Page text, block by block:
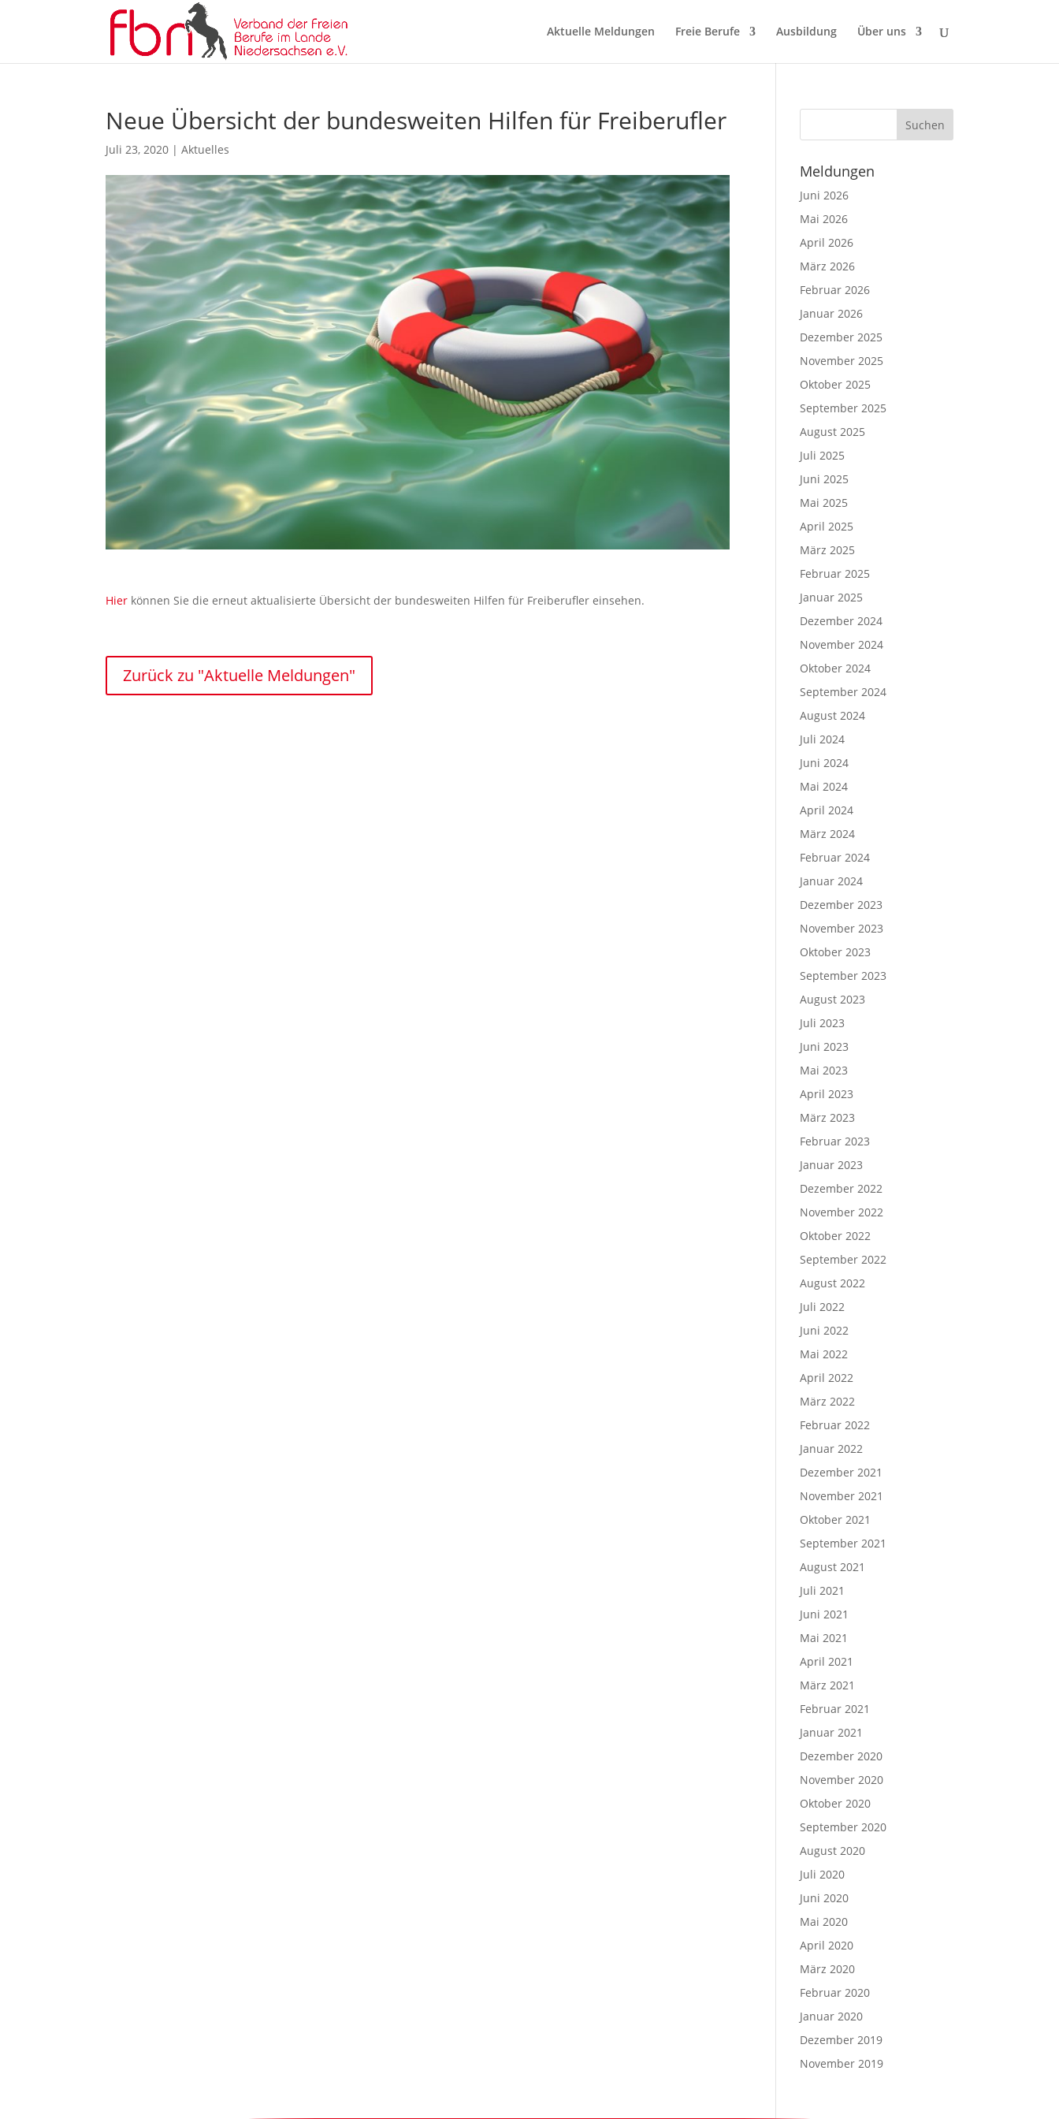
Aktuelle Meldungen Freie Berufe Ausbildung Über uns
Neue Übersicht der bundesweiten Hilfen für Freiberufler
Juli 23, 2020 |Aktuelles
Hier können Sie die erneut aktualisierte Übersicht der bundesweiten Hilfen für Freiberufler einsehen.
Zurück zu "Aktuelle Meldungen"
Meldungen
Juni 2026
Mai 2026
April 2026
März 2026
Februar 2026
Januar 2026
Dezember 2025
November 2025
Oktober 2025
September 2025
August 2025
Juli 2025
Juni 2025
Mai 2025
April 2025
März 2025
Februar 2025
Januar 2025
Dezember 2024
November 2024
Oktober 2024
September 2024
August 2024
Juli 2024
Juni 2024
Mai 2024
April 2024
März 2024
Februar 2024
Januar 2024
Dezember 2023
November 2023
Oktober 2023
September 2023
August 2023
Juli 2023
Juni 2023
Mai 2023
April 2023
März 2023
Februar 2023
Januar 2023
Dezember 2022
November 2022
Oktober 2022
September 2022
August 2022
Juli 2022
Juni 2022
Mai 2022
April 2022
März 2022
Februar 2022
Januar 2022
Dezember 2021
November 2021
Oktober 2021
September 2021
August 2021
Juli 2021
Juni 2021
Mai 2021
April 2021
März 2021
Februar 2021
Januar 2021
Dezember 2020
November 2020
Oktober 2020
September 2020
August 2020
Juli 2020
Juni 2020
Mai 2020
April 2020
März 2020
Februar 2020
Januar 2020
Dezember 2019
November 2019